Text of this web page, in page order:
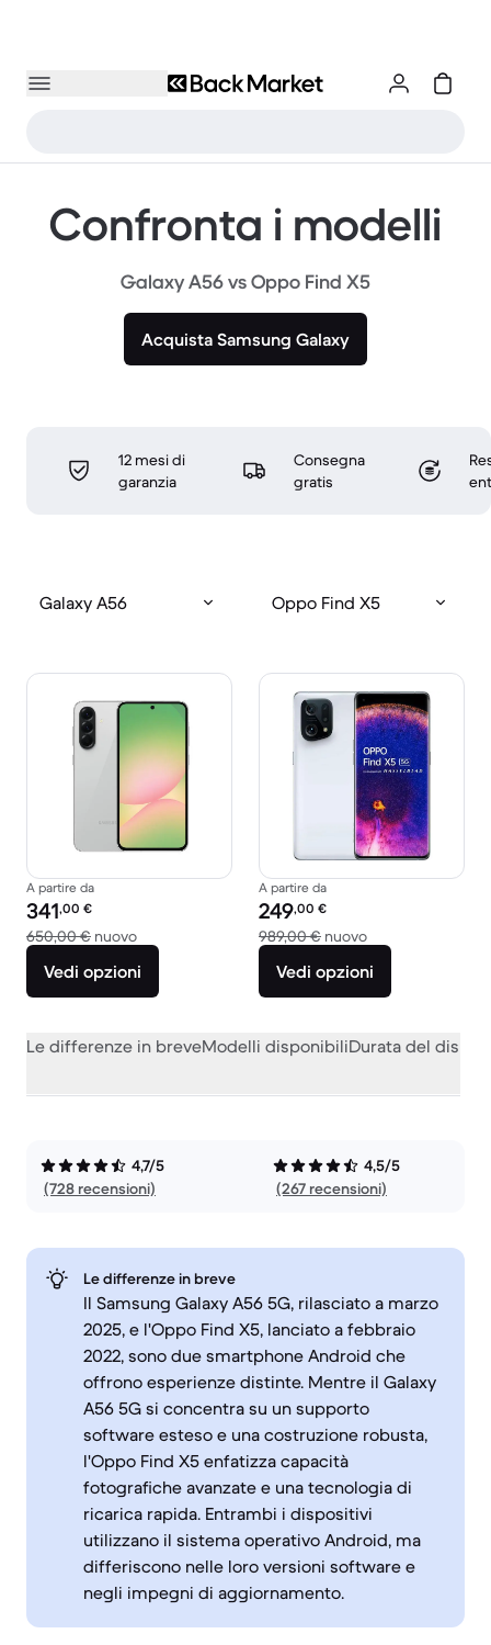
Confronta i modelli
Galaxy A56 vs Oppo Find X5
Acquista Samsung Galaxy
12 mesi di
garanzia
Consegna
gratis
Galaxy A56 Oppo Find X5
A partire da
Prezzo del ricondizionato:
341,00 €
650,00 € nuovoRispetto a 650,00 € del nuovo
Vedi opzioni
A partire da
Prezzo del ricondizionato:
249,00 €
989,00 € nuovoRispetto a
Vedi opzioni
Le differenze in breveModelli disponibiliDurata del
4,7/5
(728 recensioni)
4,5/5
(267 recensioni)
Le differenze in breve
Il Samsung Galaxy A56 5G, rilasciato a marzo
2025, e l'Oppo Find X5, lanciato a febbraio
2022, sono due smartphone Android che
offrono esperienze distinte. Mentre il Galaxy
A56 5G si concentra su un supporto
software esteso e una costruzione robusta,
l'Oppo Find X5 enfatizza capacità
fotografiche avanzate e una tecnologia di
ricarica rapida. Entrambi i dispositivi
utilizzano il sistema operativo Android, ma
differiscono nelle loro versioni software e
negli impegni di aggiornamento.